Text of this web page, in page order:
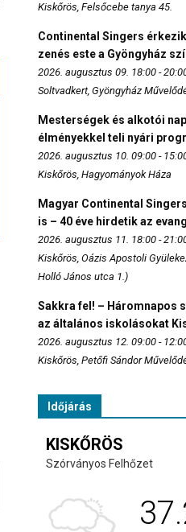
Kiskőrös, Felsőcebe tanya 45.
Continental Singers
zenés este a Gyöngyház
2026. augusztus 09. 18:00 -
Soltvadkert, Gyöngyház
Mesterségek és alkotói
élményekkel teli nyári
2026. augusztus 10. 09:00 -
Kiskőrös, Hagyományok Háza
Magyar Continental
is – 40 éve hirdetik az
2026. augusztus 11. 18:00 -
Kiskőrös, Oázis Apostoli
Holló János utca 1.)
Sakkra fel! – Háromnapos
az általános iskolásokat
2026. augusztus 12. 09:00 -
Kiskőrös, Petőfi Sándor
Időjárás
KISKŐRÖS
Szórványos Felhőzet